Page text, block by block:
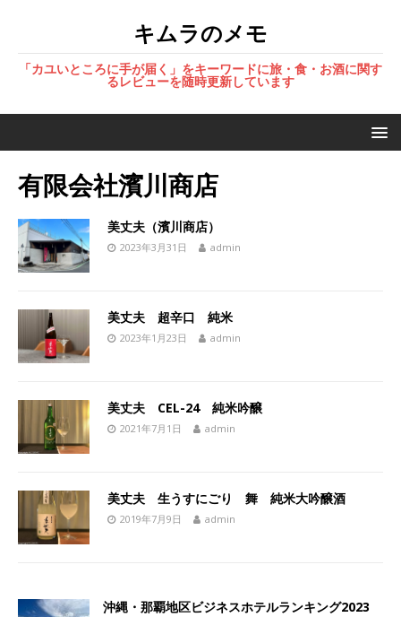
キムラのメモ
「カユいところに手が届く」をキーワードに旅・食・お酒に関す
るレビューを随時更新しています
有限会社濱川商店
美丈夫（濱川商店）
2023年3月31日 admin
美丈夫 超辛口 純米
2023年1月23日 admin
美丈夫 CEL-24 純米吟醸
2021年7月1日 admin
美丈夫 生うすにごり 舞 純米大吟醸酒
2019年7月9日 admin
沖縄・那覇地区ビジネスホテルランキング2023